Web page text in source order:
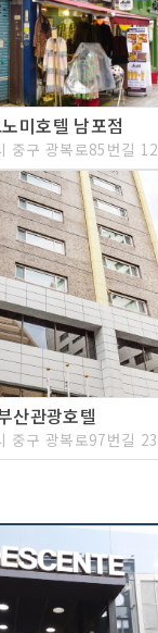
미호텔 남포점
중구 광복로85번길 12
산관광호텔
중구 광복로97번길 23